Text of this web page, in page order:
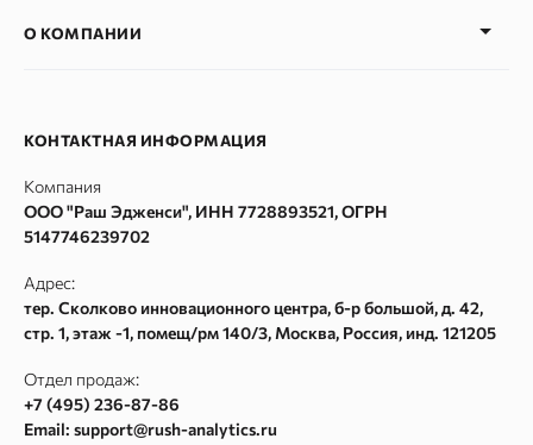
Руководство по API в сервисе Rush Analytics
Политика конфиденциальности
Согласие на обработку персональных данных
Согласие на получение рекламных и информационных
Карта сайта
Сбор Wordstat
Кластеризация
Частотности ключевых слов Google Adwords
Текстовый анализатор
Сайт аудит
Метасканер
О КОМПАНИИ
КОНТАКТНАЯ ИНФОРМАЦИЯ
Компания
ООО "Раш Эдженси", ИНН 7728893521, ОГРН
5147746239702
Адрес:
тер. Сколково инновационного центра, б-р большой, д. 42,
стр. 1, этаж -1, помещ/рм 140/3, Москва, Россия, инд. 121205
Отдел продаж:
+7 (495) 236-87-86
Email: support@rush-analytics.ru